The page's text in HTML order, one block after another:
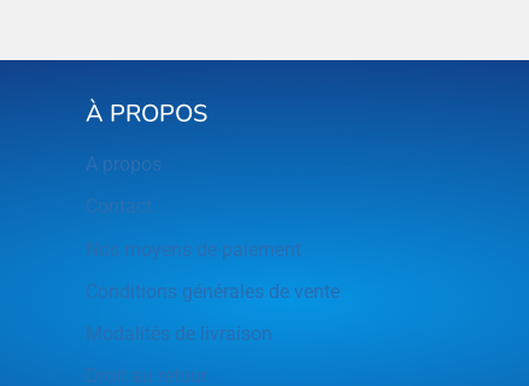
À PROPOS
A propos
Contact
Nos moyens de paiement
Conditions générales de vente
Modalités de livraison
Droit au retour